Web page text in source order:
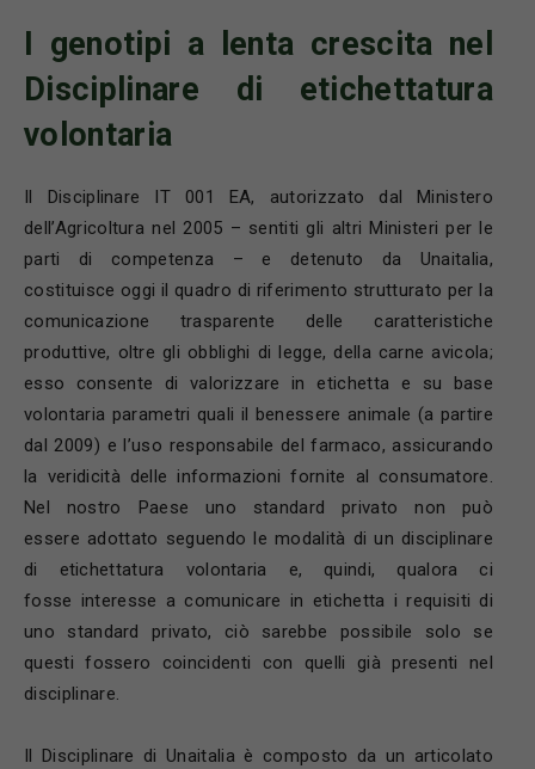
I genotipi a lenta crescita nel
Disciplinare di etichettatura
volontaria
Il Disciplinare IT 001 EA, autorizzato dal Ministero
dell’Agricoltura nel 2005 – sentiti gli altri Ministeri per le
parti di competenza – e detenuto da Unaitalia,
costituisce oggi il quadro di riferimento strutturato per la
comunicazione trasparente delle caratteristiche
produttive, oltre gli obblighi di legge, della carne avicola;
esso consente di valorizzare in etichetta e su base
volontaria parametri quali il benessere animale (a partire
dal 2009) e l’uso responsabile del farmaco, assicurando
la veridicità delle informazioni fornite al consumatore.
Nel nostro Paese uno standard privato non può
essere adottato seguendo le modalità di un disciplinare
di etichettatura volontaria e, quindi, qualora ci
fosse interesse a comunicare in etichetta i requisiti di
uno standard privato, ciò sarebbe possibile solo se
questi fossero coincidenti con quelli già presenti nel
disciplinare.
Il Disciplinare di Unaitalia è composto da un articolato